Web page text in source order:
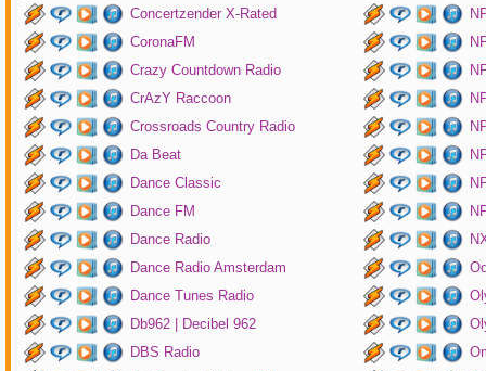
Concertzender X-Rated
CoronaFM
Crazy Countdown Radio
CrAzY Raccoon
Crossroads Country Radio
Da Beat
Dance Classic
Dance FM
Dance Radio
Dance Radio Amsterdam
Dance Tunes Radio
Db962 | Decibel 962
DBS Radio